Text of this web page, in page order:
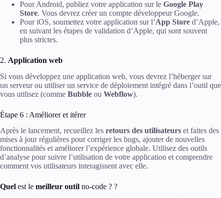
Pour Android, publiez votre application sur le Google Play
Store. Vous devrez créer un compte développeur Google.
Pour iOS, soumettez votre application sur l’App Store d’Apple,
en suivant les étapes de validation d’Apple, qui sont souvent
plus strictes.
2. Application web
Si vous développez une application web, vous devrez l’héberger sur
un serveur ou utiliser un service de déploiement intégré dans l’outil que
vous utilisez (comme Bubble ou Webflow).
Étape 6 : Améliorer et itérer
Après le lancement, recueillez les retours des utilisateurs et faites des
mises à jour régulières pour corriger les bugs, ajouter de nouvelles
fonctionnalités et améliorer l’expérience globale. Utilisez des outils
d’analyse pour suivre l’utilisation de votre application et comprendre
comment vos utilisateurs interagissent avec elle.
Quel est le meilleur outil no-code ? ?